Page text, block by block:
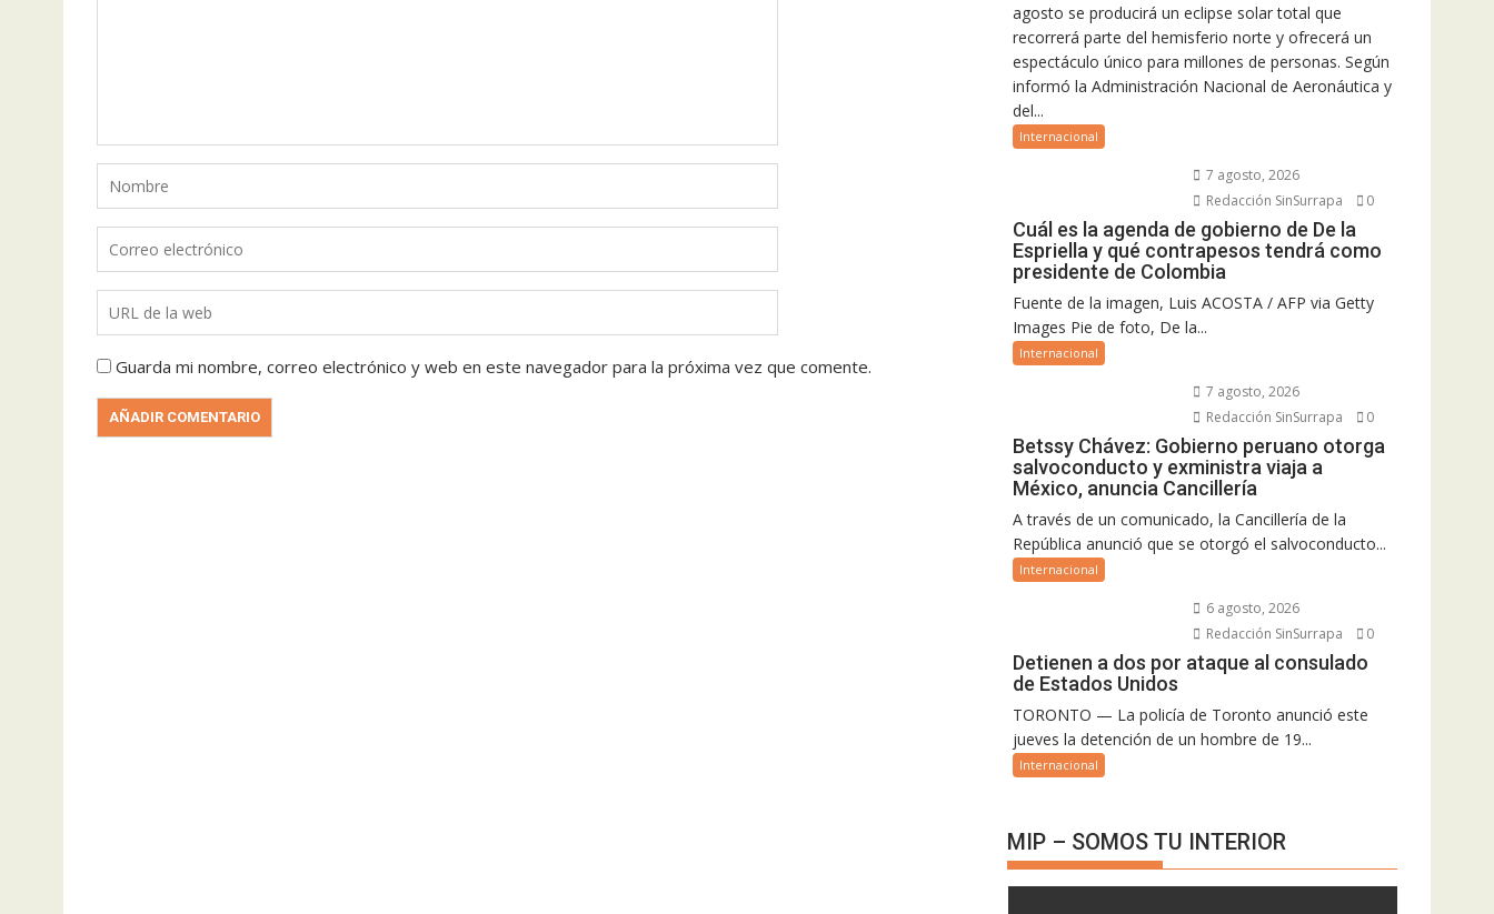
Guarda mi nombre, correo electrónico y web en este navegador para la próxima vez que comente.
agosto se producirá un eclipse solar total que
recorrerá parte del hemisferio norte y ofrecerá un
espectáculo único para millones de personas. Según
informó la Administración Nacional de Aeronáutica y
del...
Internacional
7 agosto, 2026
Redacción SinSurrapa
0
Cuál es la agenda de gobierno de De la
Espriella y qué contrapesos tendrá como
presidente de Colombia
Fuente de la imagen, Luis ACOSTA / AFP via Getty
Images Pie de foto, De la...
Internacional
7 agosto, 2026
Redacción SinSurrapa
0
Betssy Chávez: Gobierno peruano otorga
salvoconducto y exministra viaja a
México, anuncia Cancillería
A través de un comunicado, la Cancillería de la
República anunció que se otorgó el salvoconducto...
Internacional
6 agosto, 2026
Redacción SinSurrapa
0
Detienen a dos por ataque al consulado
de Estados Unidos
TORONTO — La policía de Toronto anunció este
jueves la detención de un hombre de 19...
Internacional
MIP – SOMOS TU INTERIOR